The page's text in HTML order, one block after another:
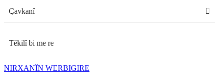
Çavkanî
Têkilî bi me re
NIRXANÎN WERBIGIRE